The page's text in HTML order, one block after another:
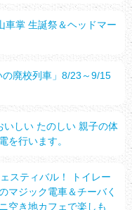
車掌 生誕祭＆ヘッドマー
廃校列車」8/23～9/15
しい たのしい 親子の体
を行います。
スティバル！ トイレー
マジック電車＆チーバく
空き地カフェで楽しも